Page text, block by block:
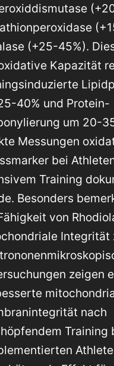
(+25-45%).
Kapazität
40% und Protein-
um 20-
Messungen
bei
Training
Besonders
von
Integrität
zeigen
nach
Training